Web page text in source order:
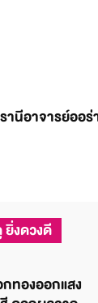
นีอาจารย์ออร่
ยิ่งดวงดี
ทองออกแสง